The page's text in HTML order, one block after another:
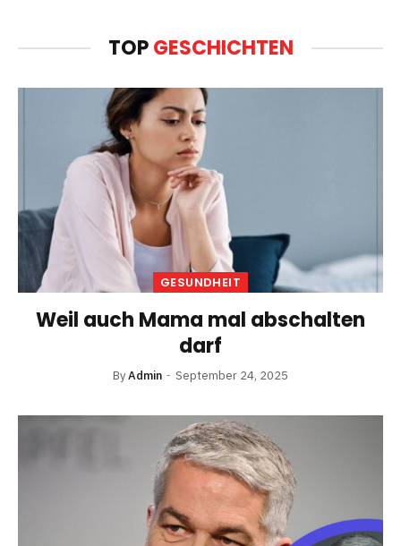
TOPGESCHICHTEN
GESUNDHEIT
Weil auch Mama mal abschalten
darf
ByAdmin September 24, 2025